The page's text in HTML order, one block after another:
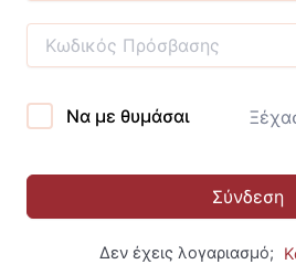
Να με θυμάσαι
Σύνδεση
Δεν έχεις λογαριασμό;